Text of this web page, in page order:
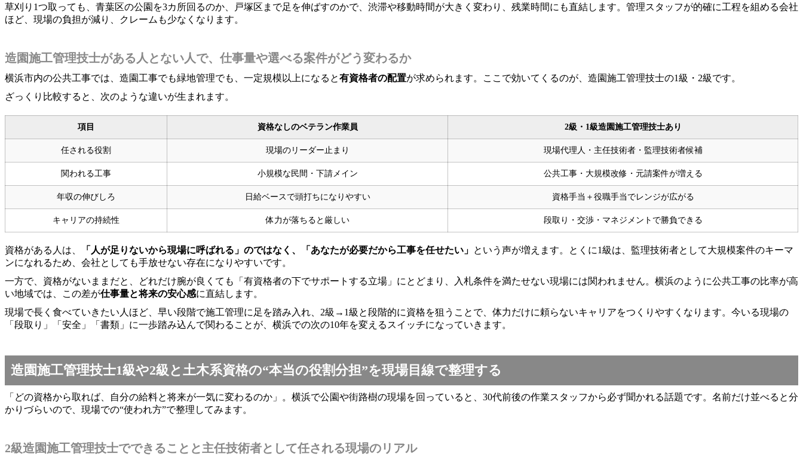
草刈り1つ取っても、青葉区の公園を3カ所回るのか、戸塚区まで足を伸ばすのかで、渋滞や移動時間が大きく変わり、残業時間にも直結します。管理スタッフが的確に工程を組める会社
ほど、現場の負担が減り、クレームも少なくなります。
造園施工管理技士がある人とない人で、仕事量や選べる案件がどう変わるか
横浜市内の公共工事では、造園工事でも緑地管理でも、一定規模以上になると有資格者の配置が求められます。ここで効いてくるのが、造園施工管理技士の1級・2級です。
ざっくり比較すると、次のような違いが生まれます。
項目 資格なしのベテラン作業員 2級・1級造園施工管理技士あり
任される役割 現場のリーダー止まり 現場代理人・主任技術者・監理技術者候補
関われる工事 小規模な民間・下請メイン 公共工事・大規模改修・元請案件が増える
年収の伸びしろ 日給ベースで頭打ちになりやすい 資格手当＋役職手当でレンジが広がる
キャリアの持続性 体力が落ちると厳しい 段取り・交渉・マネジメントで勝負できる
資格がある人は、 「人が足りないから現場に呼ばれる」のではなく、「あなたが必要だから工事を任せたい」 という声が増えます。とくに1級は、監理技術者として大規模案件のキーマ
ンになれるため、会社としても手放せない存在になりやすいです。
一方で、資格がないままだと、どれだけ腕が良くても「有資格者の下でサポートする立場」にとどまり、入札条件を満たせない現場には関われません。横浜のように公共工事の比率が高
い地域では、この差が仕事量と将来の安心感に直結します。
現場で長く食べていきたい人ほど、早い段階で施工管理に足を踏み入れ、2級→1級と段階的に資格を狙うことで、体力だけに頼らないキャリアをつくりやすくなります。今いる現場の
「段取り」「安全」「書類」に一歩踏み込んで関わることが、横浜での次の10年を変えるスイッチになっていきます。
造園施工管理技士1級や2級と土木系資格の“本当の役割分担”を現場目線で整理する
「どの資格から取れば、自分の給料と将来が一気に変わるのか」。横浜で公園や街路樹の現場を回っていると、30代前後の作業スタッフから必ず聞かれる話題です。名前だけ並べると分
かりづらいので、現場での“使われ方”で整理してみます。
2級造園施工管理技士でできることと主任技術者として任される現場のリアル